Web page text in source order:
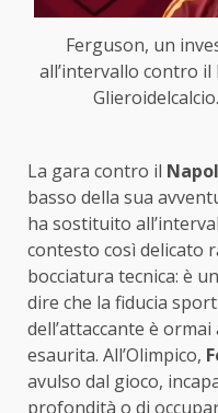
Ferguson, un
all’intervallo contro il
La gara contro il
basso della sua
ha sostituito
contesto così delicato
bocciatura tecnica: è
dire che la fiducia
dell’attaccante è
esaurita. All’Olimpico,
avulso dal gioco,
profondità o di